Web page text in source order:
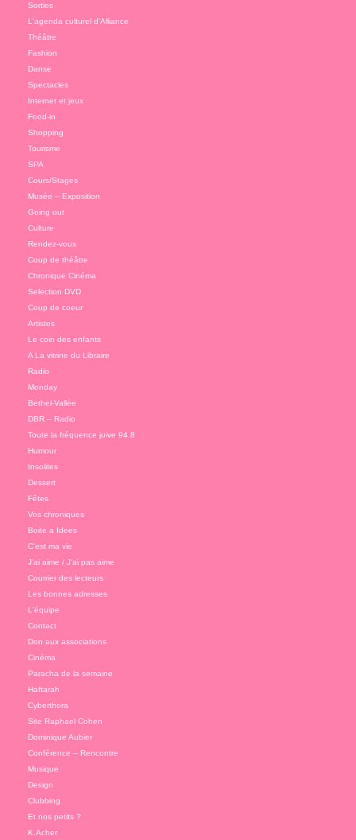
Sorties
L'agenda culturel d'Alliance
Théâtre
Fashion
Danse
Spectacles
Internet et jeux
Food-in
Shopping
Tourisme
SPA
Cours/Stages
Musée – Exposition
Going out
Culture
Rendez-vous
Coup de théâtre
Chronique Cinéma
Selection DVD
Coup de coeur
Artistes
Le coin des enfants
A La vitrine du Libraire
Radio
Monday
Bethel-Vallée
DBR – Radio
Toute la fréquence juive 94.8
Humour
Insolites
Dessert
Fêtes
Vos chroniques
Boite a Idees
C'est ma vie
J'ai aime / J'ai pas aime
Courrier des lecteurs
Les bonnes adresses
L'équipe
Contact
Don aux associations
Cinéma
Paracha de la semaine
Haftarah
Cyberthora
Site Raphael Cohen
Dominique Aubier
Conférence – Rencontre
Musique
Design
Clubbing
Et nos petits ?
K.Acher